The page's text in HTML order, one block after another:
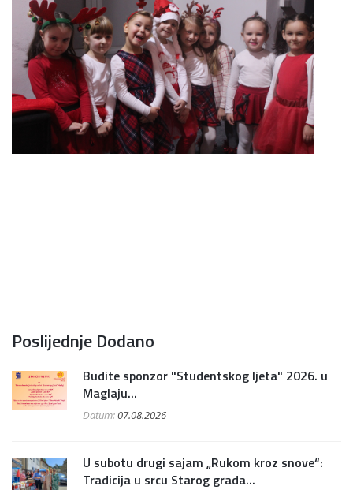
Poslijednje Dodano
Budite sponzor "Studentskog ljeta" 2026. u
Maglaju...
Datum:07.08.2026
U subotu drugi sajam „Rukom kroz snove“:
Tradicija u srcu Starog grada...